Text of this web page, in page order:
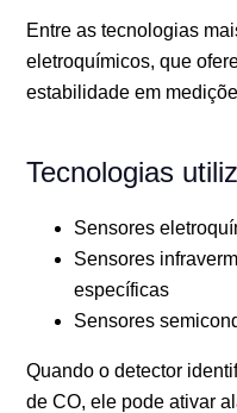
Entre as tecnologias
eletroquímicos, que
estabilidade em
Tecnologias
Sensores
Sensores
específicas
Sensores
Quando o detector
de CO, ele pode ativar